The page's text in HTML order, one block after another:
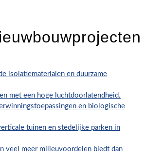
isolatiematerialen en duurzame
met een hoge luchtdoorlatendheid.
en biologische
tuinen en stedelijke parken in
veel meer milieuvoordelen biedt dan